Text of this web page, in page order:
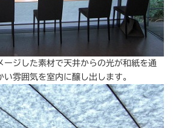
ージした素材で天井からの光が和紙を通
雰囲気を室内に醸し出します。